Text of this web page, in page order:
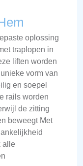
oplossing
traplopen in
liften worden
vorm van
en soepel
rails worden
de zitting
beweegt Met
alle